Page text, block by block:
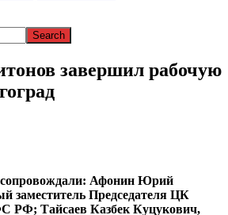
завершил рабочую
сопровождали: Афонин Юрий
заместитель Председателя ЦК
РФ; Тайсаев Казбек Куцукович,